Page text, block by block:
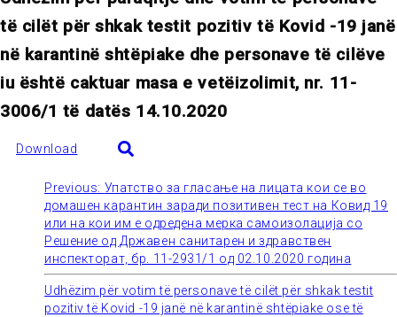
të cilët për shkak testit pozitiv të Kovid -19 janë
në karantinë shtëpiake dhe personave të cilëve
iu është caktuar masa e vetëizolimit, nr. 11-
3006/1 të datës 14.10.2020
Download
Post
navigation
Previous: Упатство за гласање на лицата кои се во
домашен карантин заради позитивен тест на Ковид 19
или на кои им е одредена мерка самоизолација со
Решение од Државен санитарен и здравствен
инспекторат, бр. 11-2931/1 од 02.10.2020 година
Udhëzim për votim të personave të cilët për shkak testit
pozitiv të Kovid -19 janë në karantinë shtëpiake ose të